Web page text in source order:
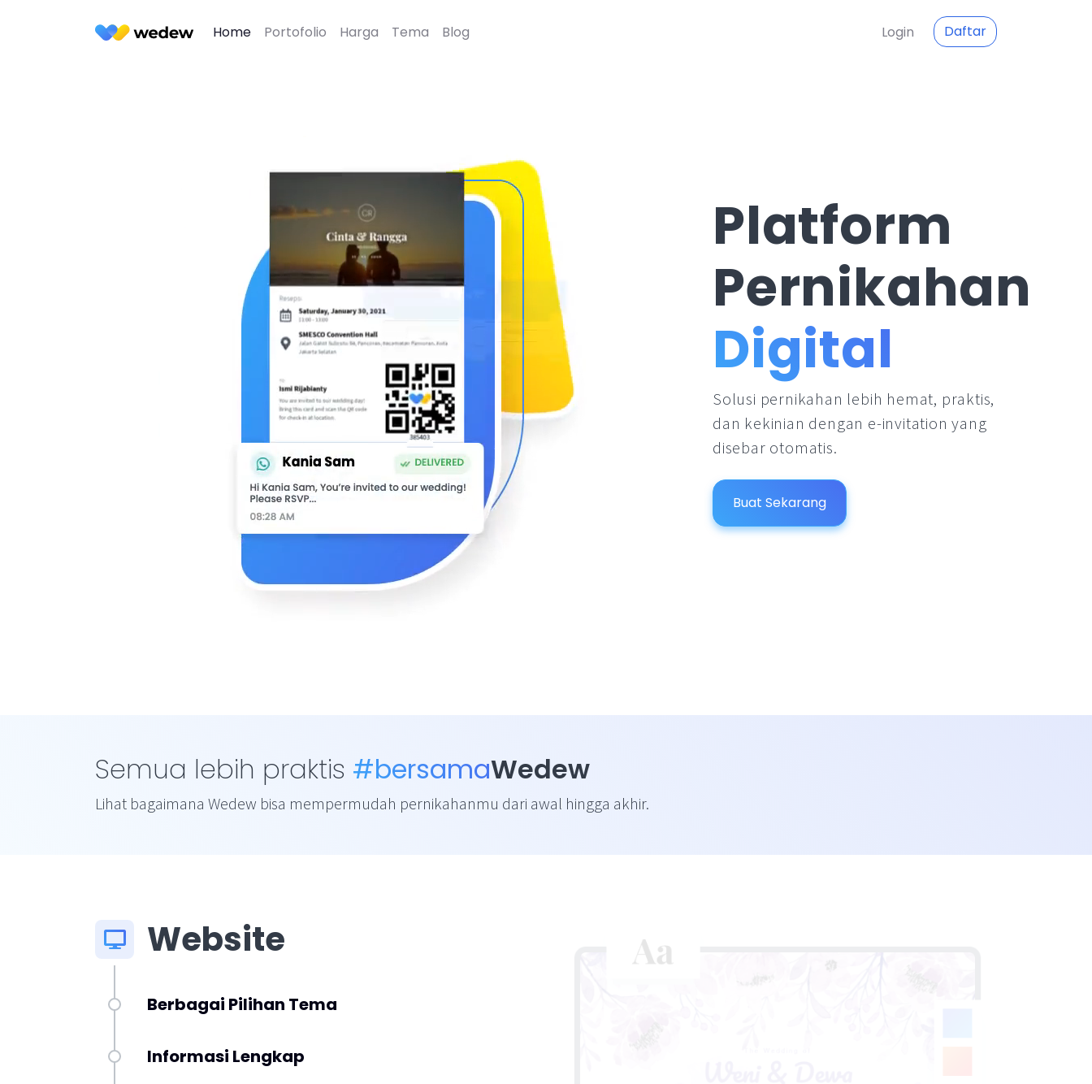
Home Portofolio Harga Tema Blog Login Daftar
Platform
Pernikahan
Digital
Solusi pernikahan lebih hemat, praktis,
dan kekinian dengan e-invitation yang
disebar otomatis.
Buat Sekarang
Semua lebih praktis #bersamaWedew
Lihat bagaimana Wedew bisa mempermudah pernikahanmu dari awal hingga akhir.
Website
Berbagai Pilihan Tema
Informasi Lengkap